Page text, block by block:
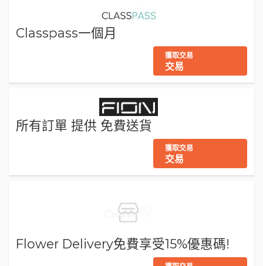
Classpass一個月
獲取交易
交易
所有訂單 提供 免費送貨
獲取交易
交易
Flower Delivery免費享受15%優惠碼!